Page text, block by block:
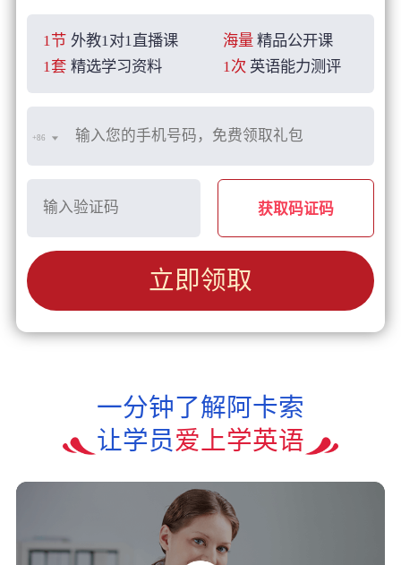
1节 外教1对1直播课 海量 精品公开课
1套 精选学习资料 1次 英语能力测评
+86
获取码证码
立即领取
一分钟了解阿卡索
让学员爱上学英语